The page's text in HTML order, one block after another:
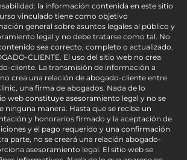
la información contenida en este sitio
vinculado tiene como objetivo
general sobre asuntos legales al público y
legal y no debe tratarse como tal. No
sea correcto, completo o actualizado.
CLIENTE. El uso del sitio web no crea
cliente. La transmisión de información a
crea una relación de abogado-cliente entre
una firma de abogados. Nada de lo
web constituye asesoramiento legal y no se
ninguna manera. Hasta que se reciba un
y honorarios firmado y la aceptación de
y el pago requerido y una confirmación
parte, no se creará una relación abogado-
asesoramiento legal. El sitio web se